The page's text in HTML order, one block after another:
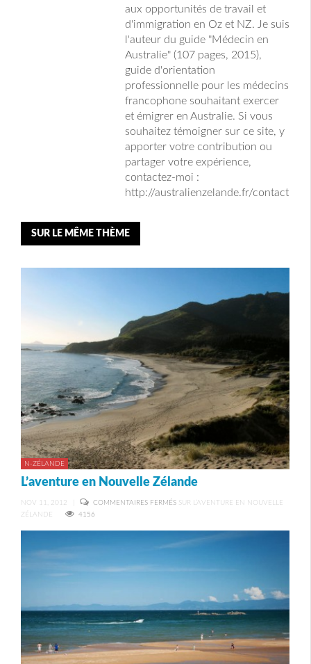
aux opportunités de travail et
d'immigration en Oz et NZ. Je suis
l'auteur du guide "Médecin en
Australie" (107 pages, 2015),
guide d'orientation
professionnelle pour les médecins
francophone souhaitant exercer
et émigrer en Australie. Si vous
souhaitez témoigner sur ce site, y
apporter votre contribution ou
partager votre expérience,
contactez-moi :
http://australienzelande.fr/contact
SUR LE MÊME THÈME
N-ZÉLANDE
L’aventure en Nouvelle Zélande
NOV 11, 2012 COMMENTAIRES FERMÉS SUR L’AVENTURE EN NOUVELLE
ZÉLANDE
4156